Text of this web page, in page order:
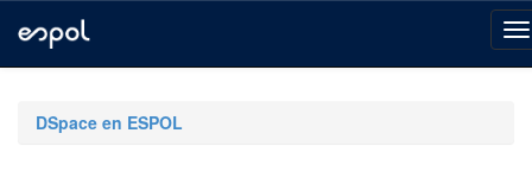
navigationDSpace en ESPOL